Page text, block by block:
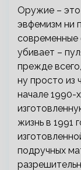
Оружие – это
эвфемизм ни
современные
убивает –
прежде
ну просто из
начале 1990-
жизнь в 1991
подручных